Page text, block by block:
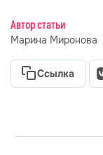
Автор статьи
Марина Миронова
Ссылка